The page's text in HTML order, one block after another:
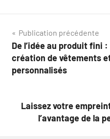
Navigation
de
l’article
Publication précédente
De l’idée au produit fini
création de vêtements
personnalisés
Laissez votre
l’avantage de la